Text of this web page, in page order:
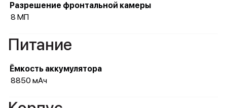
Разрешение фронтальной камеры
8 МП
Питание
Ёмкость аккумулятора
8850 мАч